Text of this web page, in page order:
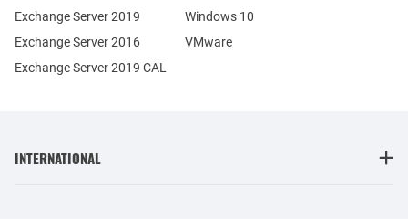
Exchange Server 2019
Exchange Server 2016
Exchange Server 2019 CAL
Windows 10
VMware
INTERNATIONAL